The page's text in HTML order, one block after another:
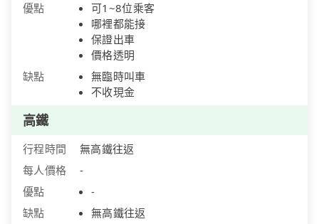
優點
可1~8位乘客
哪裡都能接
保證出車
價格透明
缺點
無臨時叫車
不收現金
高鐵
行程時間
無高鐵往返
每人價格
-
優點
-
缺點
無高鐵往返